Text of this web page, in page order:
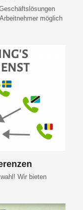
möglich
Wir bieten